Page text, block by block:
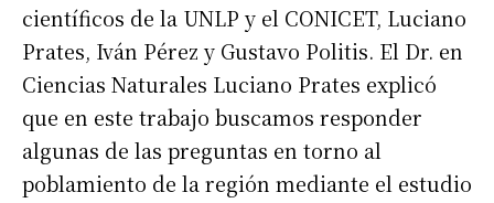
científicos de la UNLP y el CONICET, Luciano
Prates, Iván Pérez y Gustavo Politis. El Dr. en
Ciencias Naturales Luciano Prates explicó
que en este trabajo buscamos responder
algunas de las preguntas en torno al
poblamiento de la región mediante el estudio